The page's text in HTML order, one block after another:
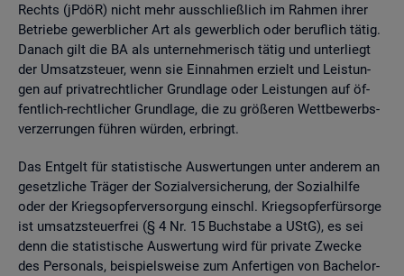
Rechts (jPdöR) nicht mehr aus­schlie­ß­lich im Rah­men ihrer
Be­trie­be ge­werb­li­cher Art als ge­werb­lich oder be­ruf­lich tätig.
Da­nach gilt die BA als un­ter­neh­me­risch tätig und un­ter­liegt
der Um­satz­steu­er, wenn sie Ein­nah­men er­zielt und Leis­tun­
gen auf pri­vat­recht­li­cher Grund­la­ge oder Leis­tun­gen auf öf­
fent­lich-recht­li­cher Grund­la­ge, die zu grö­ße­ren Wett­be­werbs­
ver­zer­run­gen füh­ren wür­den, er­bringt.
Das Ent­gelt für sta­tis­ti­sche Aus­wer­tun­gen unter an­de­rem an
ge­setz­li­che Trä­ger der So­zi­al­ver­si­che­rung, der So­zi­al­hil­fe
oder der Kriegs­op­fer­ver­sor­gung einschl. Kriegs­op­fer­für­sor­ge
ist um­satz­steu­er­frei (§ 4 Nr. 15 Buch­sta­be a UStG), es sei
denn die sta­tis­ti­sche Aus­wer­tung wird für pri­va­te Zwe­cke
des Per­so­nals, bei­spiels­wei­se zum An­fer­ti­gen von Ba­che­lor-